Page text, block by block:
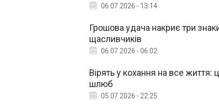
06.07.2026 - 13:14
Грошова удача накриє три
щасливчиків
06.07.2026 - 06:02
Вірять у кохання на все життя:
шлюб
05.07.2026 - 22:25